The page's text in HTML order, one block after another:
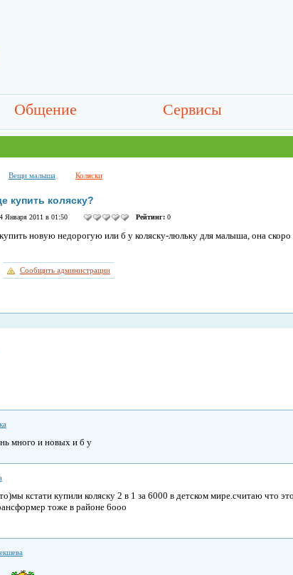
Общение Сервисы
Вещи малыша Коляски
купить коляску?
Января 2011 в 01:50 Рейтинг:0
новую недорогую или б у коляску-люльку для малыша, она скоро
Сообщить администрации
много и новых и б у
кстати купили коляску 2 в 1 за 6000 в детском мире.считаю что
тоже в районе 6ооо